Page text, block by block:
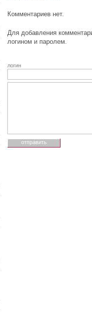
Комментариев нет.
Для добавления
логином и паролем.
логин